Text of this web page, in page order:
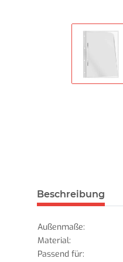
Beschreibung
Außenmaße:
Material:
Passend für: